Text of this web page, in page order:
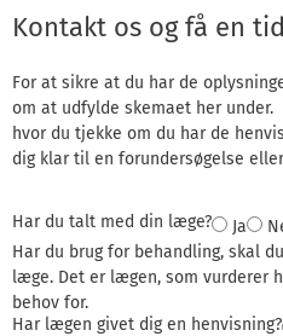
Kontakt os og få en tid
For at sikre at du har de
om at udfylde skemaet her
hvor du tjekke om du har de
dig klar til en forundersøgelse
Har du talt med din læge? Ja
Har du brug for behandling, skal
læge. Det er lægen, som vurderer
behov for.
Har lægen givet dig en henvisning?